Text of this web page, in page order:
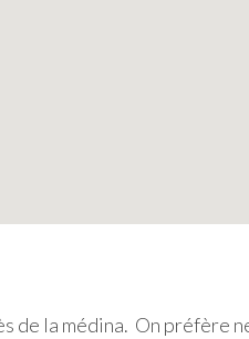
de la médina. On préfère